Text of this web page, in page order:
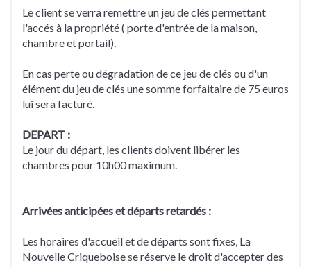
Le client se verra remettre un jeu de clés permettant
l'accés à la propriété ( porte d'entrée de la maison,
chambre et portail).
En cas perte ou dégradation de ce jeu de clés ou d'un
élément du jeu de clés une somme forfaitaire de 75 euros
lui sera facturé.
DEPART :
Le jour du départ, les clients doivent libérer les
chambres pour 10h00 maximum.
Arrivées anticipées et départs retardés :
Les horaires d'accueil et de départs sont fixes, La
Nouvelle Criqueboise se réserve le droit d'accepter des